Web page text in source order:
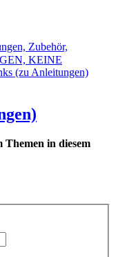
Zubehör,
KEINE
(zu Anleitungen)
Themen in diesem